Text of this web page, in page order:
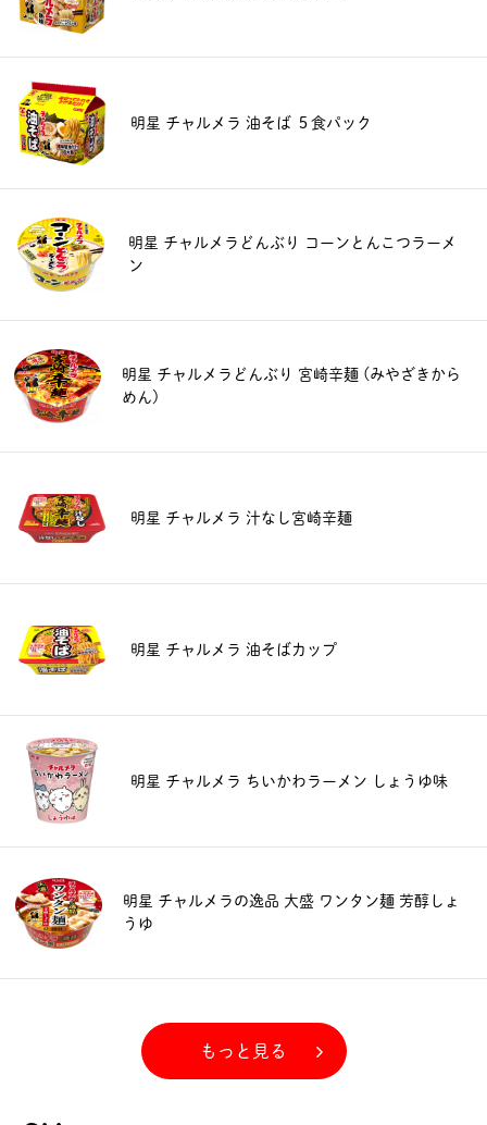
明星 チャルメラ 油そば ５食パック
明星 チャルメラどんぶり コーンとんこつラーメ
ン
明星 チャルメラどんぶり 宮崎辛麺 (みやざきから
めん)
明星 チャルメラ 汁なし宮崎辛麺
明星 チャルメラ 油そばカップ
明星 チャルメラ ちいかわラーメン しょうゆ味
明星 チャルメラの逸品 大盛 ワンタン麺 芳醇しょ
うゆ
もっと見る